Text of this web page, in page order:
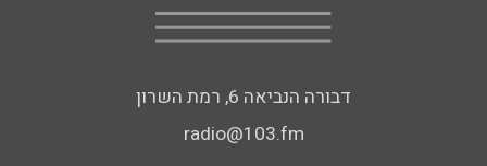
דבורה הנביאה 6, רמת השרון
radio@103.fm